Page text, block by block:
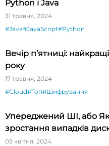
Python і Java
31 травня, 2024
#Java#JavaScript#Python
Вечір п’ятниці:
року
17 травня, 2024
#Cloud#Топ#Шифрування
Упереджений ШІ, або Як
зростання випадків
03 квітня, 2024